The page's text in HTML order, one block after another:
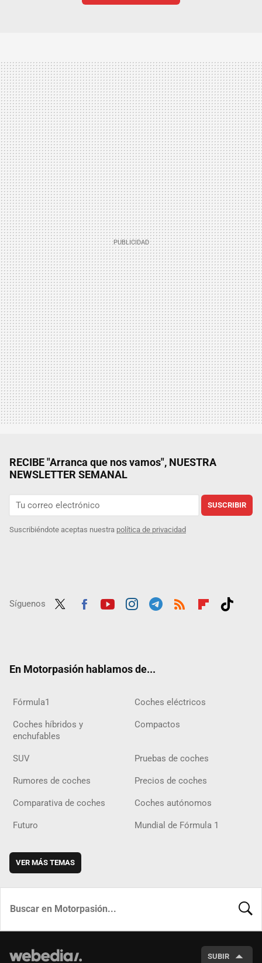
RECIBE "Arranca que nos vamos", NUESTRA
NEWSLETTER SEMANAL
SUSCRIBIR
Suscribiéndote aceptas nuestra política de privacidad
Síguenos
En Motorpasión hablamos de...
Fórmula1 Coches eléctricos
Coches híbridos y
enchufables
Compactos
SUV Pruebas de coches
Rumores de coches Precios de coches
Comparativa de coches Coches autónomos
Futuro Mundial de Fórmula 1
VER MÁS TEMAS
SUBIR